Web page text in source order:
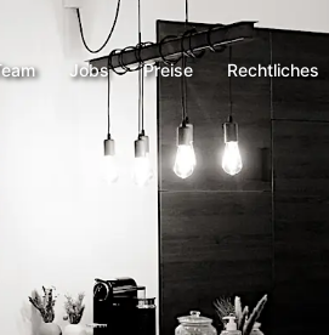
Jobs Preise Rechtliches